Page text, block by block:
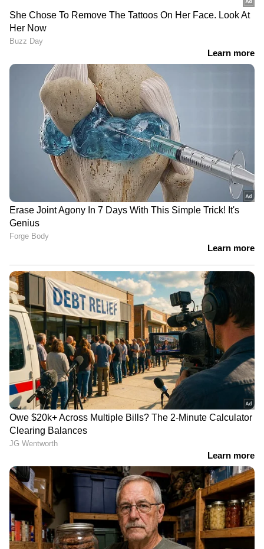
കണ്ടിട്ടുകൂടിയില്ല, എന്നിട്ടും
ഞങ്ങളുടെ വീടുകളിൽ കയറി' |
Arjun Aayanki